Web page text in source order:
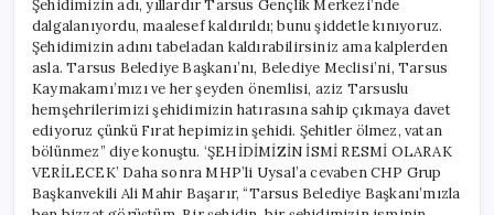
Şehidimizin adı, yıllardır Tarsus Gençlik Merkezi’nde
dalgalanıyordu, maalesef kaldırıldı; bunu şiddetle kınıyoruz.
Şehidimizin adını tabeladan kaldırabilirsiniz ama kalplerden
asla. Tarsus Belediye Başkanı’nı, Belediye Meclisi’ni, Tarsus
Kaymakamı’mızı ve her şeyden önemlisi, aziz Tarsuslu
hemşehrilerimizi şehidimizin hatırasına sahip çıkmaya davet
ediyoruz çünkü Fırat hepimizin şehidi. Şehitler ölmez, vatan
bölünmez” diye konuştu. ‘ŞEHİDİMİZİN İSMİ RESMİ OLARAK
VERİLECEK’ Daha sonra MHP’li Uysal’a cevaben CHP Grup
Başkanvekili Ali Mahir Başarır, “Tarsus Belediye Başkanı’mızla